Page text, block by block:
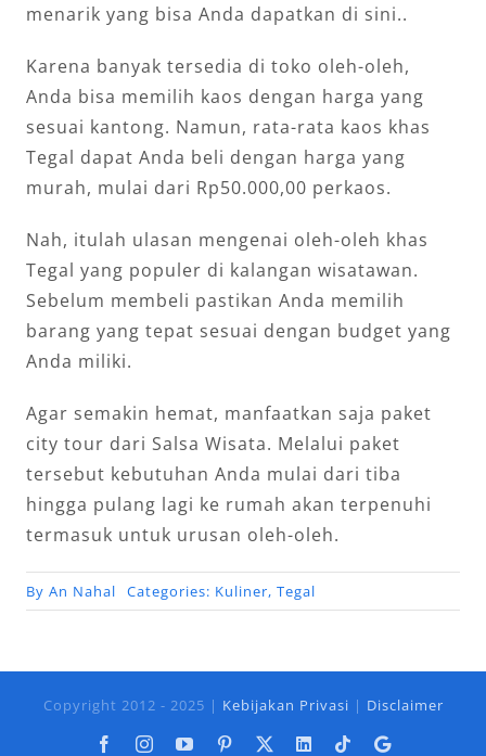
menarik yang bisa Anda dapatkan di sini..
Karena banyak tersedia di toko oleh-oleh,
Anda bisa memilih kaos dengan harga yang
sesuai kantong. Namun, rata-rata kaos khas
Tegal dapat Anda beli dengan harga yang
murah, mulai dari Rp50.000,00 perkaos.
Nah, itulah ulasan mengenai oleh-oleh khas
Tegal yang populer di kalangan wisatawan.
Sebelum membeli pastikan Anda memilih
barang yang tepat sesuai dengan budget yang
Anda miliki.
Agar semakin hemat, manfaatkan saja paket
city tour dari Salsa Wisata. Melalui paket
tersebut kebutuhan Anda mulai dari tiba
hingga pulang lagi ke rumah akan terpenuhi
termasuk untuk urusan oleh-oleh.
By An Nahal Categories: Kuliner, Tegal
Copyright 2012 - 2025 | Kebijakan Privasi | Disclaimer
FacebookInstagramYouTubePinterest LinkedIn
TiktokGoogle